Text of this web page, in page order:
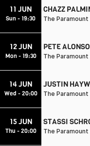
11 JUN
Sun - 19:30
CHAZZ
The
12 JUN
Mon - 19:30
PETE
The
14 JUN
Wed - 20:00
JUSTIN
The
15 JUN
Thu - 20:00
STASSI
The